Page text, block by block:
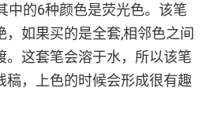
中的6种颜色是荧光色。该笔
，如果买的是全套,相邻色之间
。这套笔会溶于水，所以该笔
稿，上色的时候会形成很有趣